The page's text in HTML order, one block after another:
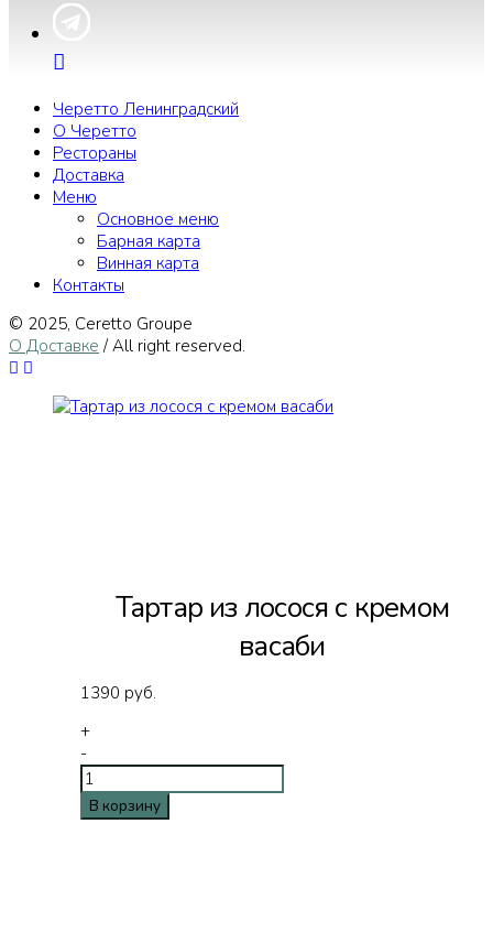
Черетто Ленинградский
О Черетто
Рестораны
Доставка
Меню
Основное меню
Барная карта
Винная карта
Контакты
© 2025, Сeretto Groupe
О Доставке / All right reserved.
Тартар из лосося с кремом
васаби
1390 руб.
+
-
В корзину